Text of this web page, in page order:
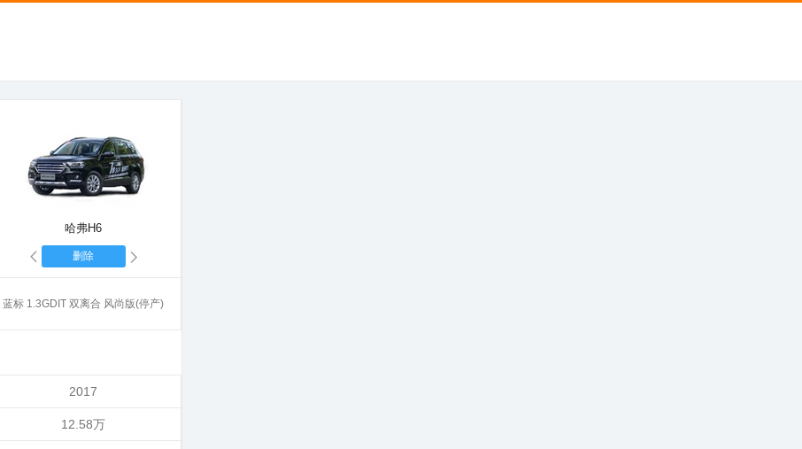
哈弗H6
删除
蓝标 1.3GDIT 双离合 风尚版(停产)
2017
12.58万